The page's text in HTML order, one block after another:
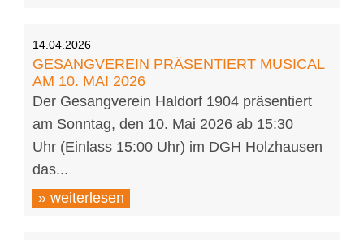
14.04.2026
GESANGVEREIN PRÄSENTIERT MUSICAL
AM 10. MAI 2026
Der Gesangverein Haldorf 1904 präsentiert
am Sonntag, den 10. Mai 2026 ab 15:30
Uhr (Einlass 15:00 Uhr) im DGH Holzhausen
das...
» weiterlesen